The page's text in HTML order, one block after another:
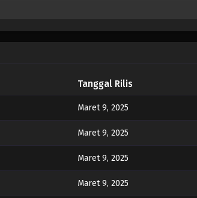
Tanggal Rilis
Maret 9, 2025
Maret 9, 2025
Maret 9, 2025
Maret 9, 2025